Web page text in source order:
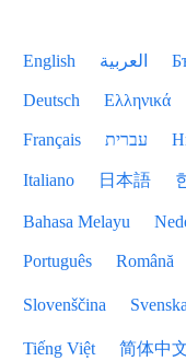
English العربية
Deutsch Ελληνικά
Français עברית
Italiano 日本語
Bahasa Melayu
Português Română
Slovenščina Svenska
Tiếng Việt 简体中